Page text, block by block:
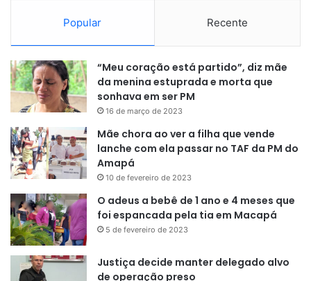
Popular Recente
“Meu coração está partido”, diz mãe
da menina estuprada e morta que
sonhava em ser PM
16 de março de 2023
Mãe chora ao ver a filha que vende
lanche com ela passar no TAF da PM do
Amapá
10 de fevereiro de 2023
O adeus a bebê de 1 ano e 4 meses que
foi espancada pela tia em Macapá
5 de fevereiro de 2023
Justiça decide manter delegado alvo
de operação preso